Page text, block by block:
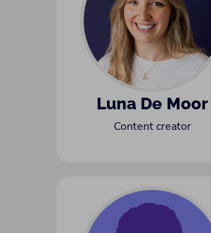
Luna De Moor
Content creator